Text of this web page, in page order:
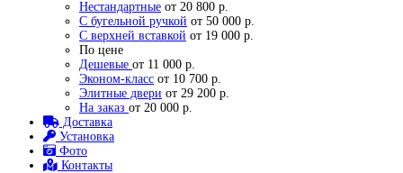
Нестандартные от 20 800 р.
С бугельной ручкой от 50 000 р.
С верхней вставкой от 19 000 р.
По цене
Дешевые от 11 000 р.
Эконом-класс от 10 700 р.
Элитные двери от 29 200 р.
На заказ от 20 000 р.
Доставка
Установка
Фото
Контакты